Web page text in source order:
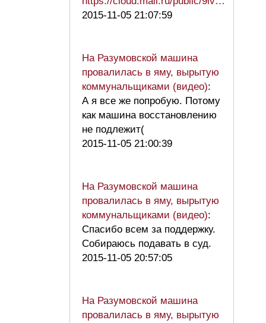
2015-11-05 21:07:59
На Разумовской машина
провалилась в яму, вырытую
коммунальщиками (видео):
А я все же попробую. Потому
как машина восстановлению
не подлежит(
2015-11-05 21:00:39
На Разумовской машина
провалилась в яму, вырытую
коммунальщиками (видео):
Спасибо всем за поддержку.
Собираюсь подавать в суд.
2015-11-05 20:57:05
На Разумовской машина
провалилась в яму, вырытую